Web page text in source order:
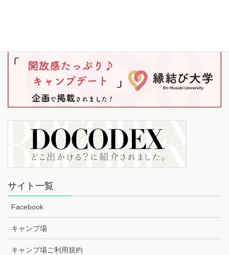
サイト一覧
Facebook
キャンプ場
キャンプ場ご利用規約